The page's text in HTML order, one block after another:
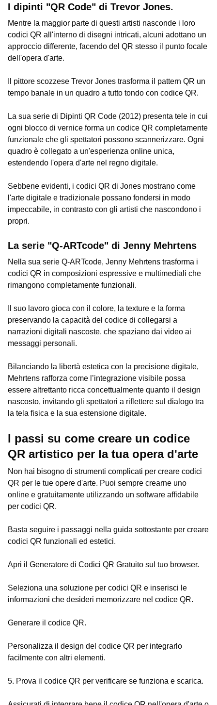
I dipinti "QR Code" di Trevor Jones.
Mentre la maggior parte di questi artisti nasconde i loro
codici QR all'interno di disegni intricati, alcuni adottano un
approccio differente, facendo del QR stesso il punto focale
dell'opera d'arte.
Il pittore scozzese Trevor Jones trasforma il pattern QR un
tempo banale in un quadro a tutto tondo con codice QR.
La sua serie di Dipinti QR Code (2012) presenta tele in cui
ogni blocco di vernice forma un codice QR completamente
funzionale che gli spettatori possono scannerizzare. Ogni
quadro è collegato a un'esperienza online unica,
estendendo l'opera d'arte nel regno digitale.
Sebbene evidenti, i codici QR di Jones mostrano come
l'arte digitale e tradizionale possano fondersi in modo
impeccabile, in contrasto con gli artisti che nascondono i
propri.
La serie "Q-ARTcode" di Jenny Mehrtens
Nella sua serie Q-ARTcode, Jenny Mehrtens trasforma i
codici QR in composizioni espressive e multimediali che
rimangono completamente funzionali.
Il suo lavoro gioca con il colore, la texture e la forma
preservando la capacità del codice di collegarsi a
narrazioni digitali nascoste, che spaziano dai video ai
messaggi personali.
Bilanciando la libertà estetica con la precisione digitale,
Mehrtens rafforza come l’integrazione visibile possa
essere altrettanto ricca concettualmente quanto il design
nascosto, invitando gli spettatori a riflettere sul dialogo tra
la tela fisica e la sua estensione digitale.
I passi su come creare un codice
QR artistico per la tua opera d'arte
Non hai bisogno di strumenti complicati per creare codici
QR per le tue opere d'arte. Puoi sempre crearne uno
online e gratuitamente utilizzando un software affidabile
per codici QR.
Basta seguire i passaggi nella guida sottostante per creare
codici QR funzionali ed estetici.
Apri il Generatore di Codici QR Gratuito sul tuo browser.
Seleziona una soluzione per codici QR e inserisci le
informazioni che desideri memorizzare nel codice QR.
Generare il codice QR.
Personalizza il design del codice QR per integrarlo
facilmente con altri elementi.
5. Prova il codice QR per verificare se funziona e scarica.